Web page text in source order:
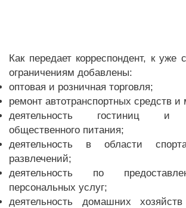
Как передает корреспондент, к
ограничениям добавлены:
оптовая и розничная торговля;
ремонт автотранспортных средств и
деятельность гостиниц и
общественного питания;
деятельность в области
развлечений;
деятельность по
персональных услуг;
деятельность домашних